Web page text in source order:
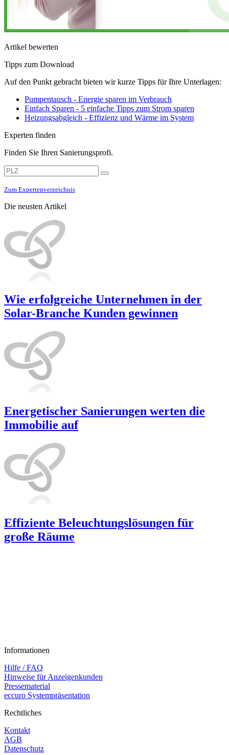
Artikel bewerten
Tipps zum Download
Auf den Punkt gebracht bieten wir kurze Tipps für Ihre Unterlagen:
Pumpentausch - Energie sparen im Verbrauch
Einfach Sparen - 5 einfache Tipps zum Strom sparen
Heizungsabgleich - Effizienz und Wärme im System
Experten finden
Finden Sie Ihren Sanierungsprofi.
Zum Expertenverzeichnis
Die neusten Artikel
Wie erfolgreiche Unternehmen in der
Solar-Branche Kunden gewinnen
Energetischer Sanierungen werten die
Immobilie auf
Effiziente Beleuchtungslösungen für
große Räume
Informationen
Hilfe / FAQ
Hinweise für Anzeigenkunden
Pressematerial
eccuro Systempräsentation
Rechtliches
Kontakt
AGB
Datenschutz